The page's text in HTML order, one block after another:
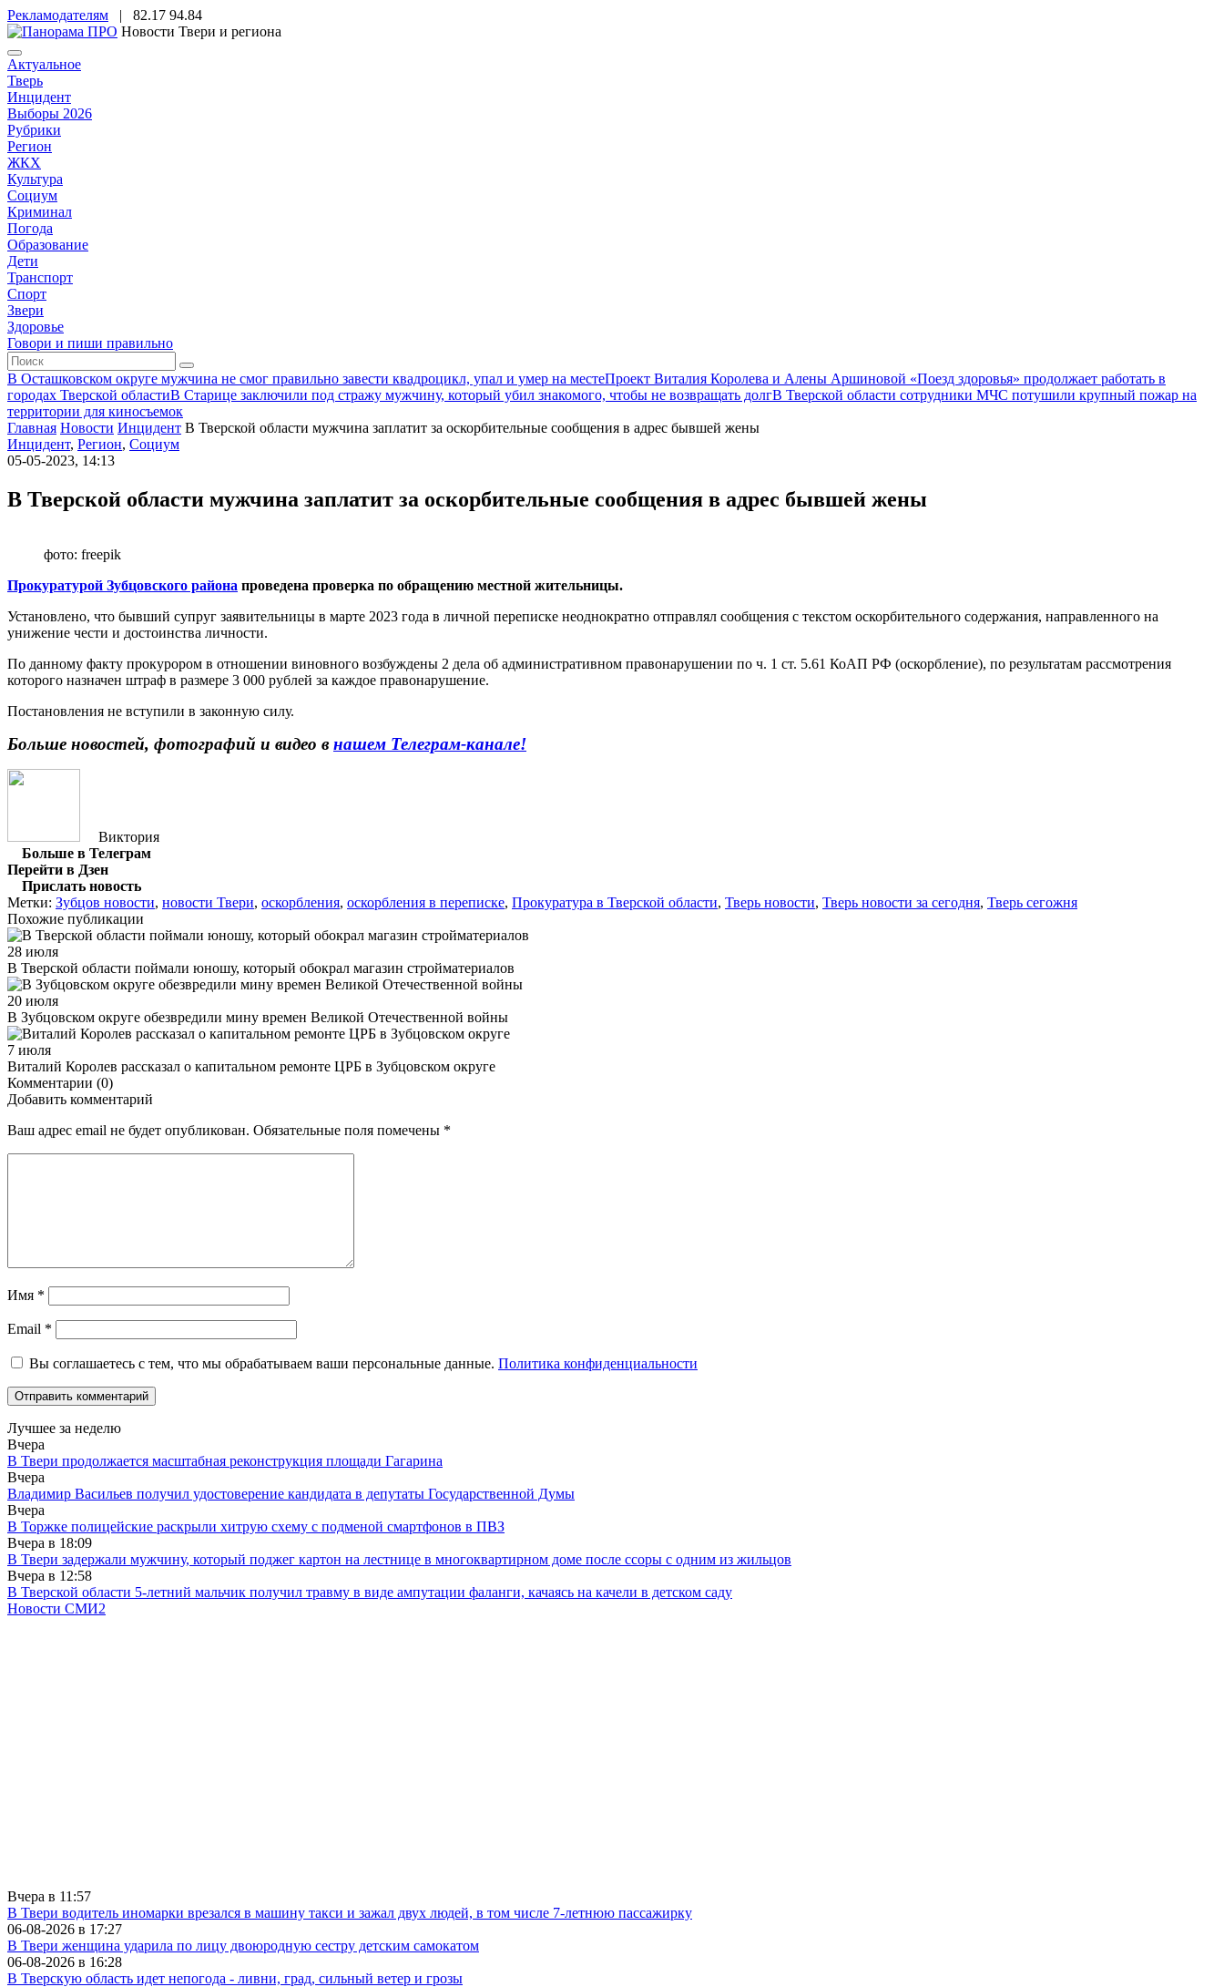
Рекламодателям | 82.17 94.84
Новости Твери и региона
Актуальное
Тверь
Инцидент
Выборы 2026
Рубрики
Регион
ЖКХ
Культура
Социум
Криминал
Погода
Образование
Дети
Транспорт
Спорт
Звери
Здоровье
Говори и пиши правильно
В Осташковском округе мужчина не смог правильно завести квадроцикл, упал и умер на местеПроект Виталия Королева и Алены Аршиновой «Поезд здоровья» продолжает работать в
городах Тверской областиВ Старице заключили под стражу мужчину, который убил знакомого, чтобы не возвращать долгВ Тверской области сотрудники МЧС потушили крупный пожар на
территории для киносъемок
Главная Новости Инцидент В Тверской области мужчина заплатит за оскорбительные сообщения в адрес бывшей жены
Инцидент, Регион, Социум
05-05-2023, 14:13
В Тверской области мужчина заплатит за оскорбительные сообщения в адрес бывшей жены
фото: freepik
Прокуратурой Зубцовского района проведена проверка по обращению местной жительницы.
Установлено, что бывший супруг заявительницы в марте 2023 года в личной переписке неоднократно отправлял сообщения с текстом оскорбительного содержания, направленного на
унижение чести и достоинства личности.
По данному факту прокурором в отношении виновного возбуждены 2 дела об административном правонарушении по ч. 1 ст. 5.61 КоАП РФ (оскорбление), по результатам рассмотрения
которого назначен штраф в размере 3 000 рублей за каждое правонарушение.
Постановления не вступили в законную силу.
Больше новостей, фотографий и видео в нашем Телеграм-канале!
Виктория
Больше в Телеграм
Перейти в Дзен
Прислать новость
Метки: Зубцов новости, новости Твери, оскорбления, оскорбления в переписке, Прокуратура в Тверской области, Тверь новости, Тверь новости за сегодня, Тверь сегожня
Похожие публикации
28 июля
В Тверской области поймали юношу, который обокрал магазин стройматериалов
20 июля
В Зубцовском округе обезвредили мину времен Великой Отечественной войны
7 июля
Виталий Королев рассказал о капитальном ремонте ЦРБ в Зубцовском округе
Комментарии (0)
Добавить комментарий
Ваш адрес email не будет опубликован. Обязательные поля помечены *
Имя *
Email *
Вы соглашаетесь с тем, что мы обрабатываем ваши персональные данные. Политика конфиденциальности
Лучшее за неделю
Вчера
В Твери продолжается масштабная реконструкция площади Гагарина
Вчера
Владимир Васильев получил удостоверение кандидата в депутаты Государственной Думы
Вчера
В Торжке полицейские раскрыли хитрую схему с подменой смартфонов в ПВЗ
Вчера в 18:09
В Твери задержали мужчину, который поджег картон на лестнице в многоквартирном доме после ссоры с одним из жильцов
Вчера в 12:58
В Тверской области 5-летний мальчик получил травму в виде ампутации фаланги, качаясь на качели в детском саду
Новости СМИ2
Вчера в 11:57
В Твери водитель иномарки врезался в машину такси и зажал двух людей, в том числе 7-летнюю пассажирку
06-08-2026 в 17:27
В Твери женщина ударила по лицу двоюродную сестру детским самокатом
06-08-2026 в 16:28
В Тверскую область идет непогода - ливни, град, сильный ветер и грозы